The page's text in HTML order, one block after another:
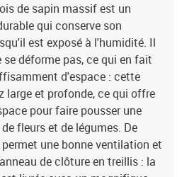
de sapin massif est un
qui conserve son
est exposé à l'humidité. Il
se déforme pas, ce qui en fait
d'espace : cette
large et profonde, ce qui offre
pour faire pousser une
fleurs et de légumes. De
une bonne ventilation et
de clôture en treillis : la